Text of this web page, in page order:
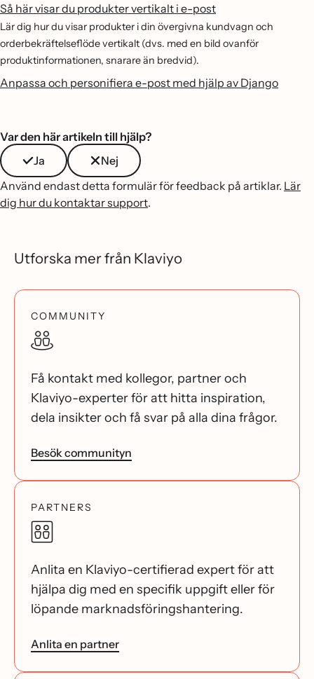
Så här visar du produkter vertikalt i e-post
Lär dig hur du visar produkter i din övergivna kundvagn och
orderbekräftelseflöde vertikalt (dvs. med en bild ovanför
produktinformationen, snarare än bredvid).
Anpassa och personifiera e-post med hjälp av Django
Var den här artikeln till hjälp?
Ja
Nej
Använd endast detta formulär för feedback på artiklar. Lär
dig hur du kontaktar support.
Utforska mer från Klaviyo
COMMUNITY
Få kontakt med kollegor, partner och
Klaviyo-experter för att hitta inspiration,
dela insikter och få svar på alla dina frågor.
Besök communityn
PARTNERS
Anlita en Klaviyo-certifierad expert för att
hjälpa dig med en specifik uppgift eller för
löpande marknadsföringshantering.
Anlita en partner